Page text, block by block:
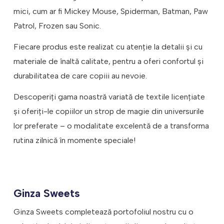
mici, cum ar fi Mickey Mouse, Spiderman, Batman, Paw
Patrol, Frozen sau Sonic.
Fiecare produs este realizat cu atenție la detalii și cu
materiale de înaltă calitate, pentru a oferi confortul și
durabilitatea de care copiii au nevoie.
Descoperiți gama noastră variată de textile licențiate
și oferiți-le copiilor un strop de magie din universurile
lor preferate – o modalitate excelentă de a transforma
rutina zilnică în momente speciale!
Ginza Sweets
Ginza Sweets completează portofoliul nostru cu o